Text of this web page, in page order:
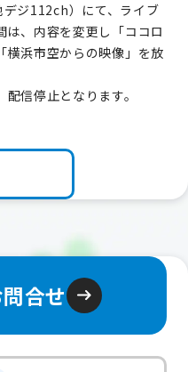
ジ112ch）にて、ライブ
、内容を変更し「ココロ
横浜市空からの映像」を放
信停止となります。
合せ